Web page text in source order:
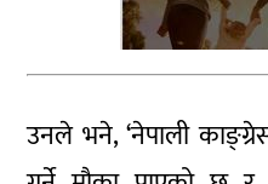
उनले भने, ‘नेपाली